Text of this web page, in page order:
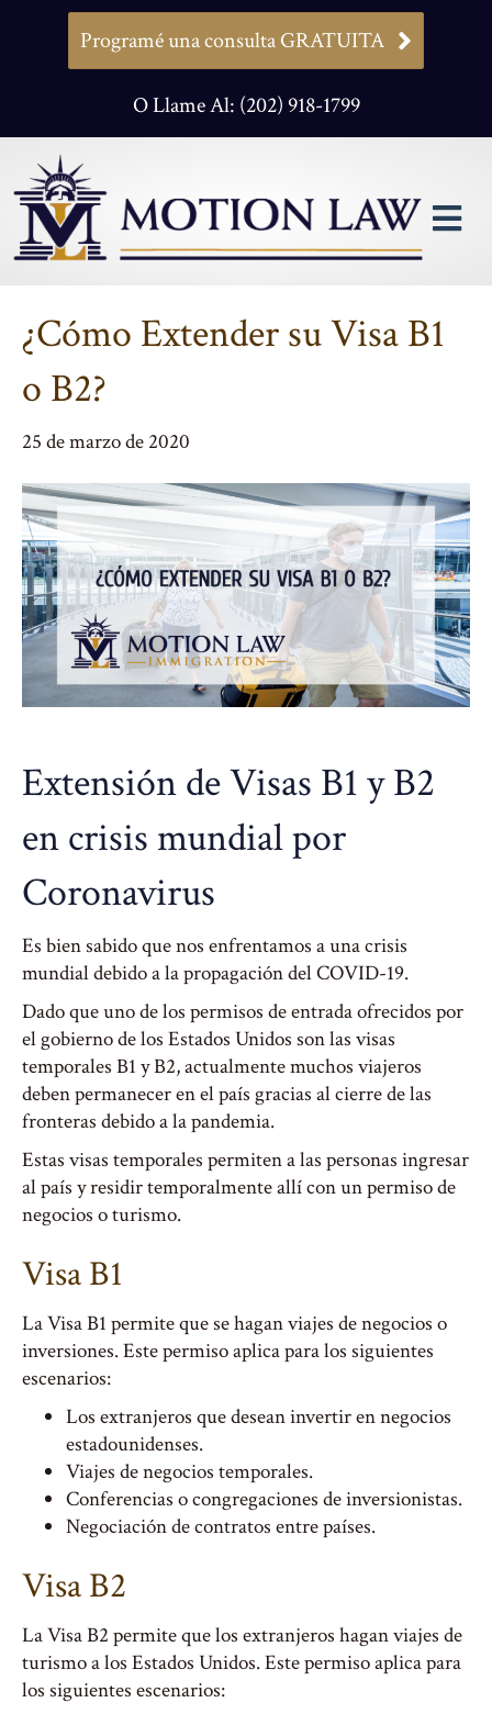
Programé una consulta GRATUITA
O Llame Al: (202) 918-1799
¿Cómo Extender su Visa B1
o B2?
25 de marzo de 2020
Extensión de Visas B1 y B2
en crisis mundial por
Coronavirus
Es bien sabido que nos enfrentamos a una crisis
mundial debido a la propagación del COVID-19.
Dado que uno de los permisos de entrada ofrecidos por
el gobierno de los Estados Unidos son las visas
temporales B1 y B2, actualmente muchos viajeros
deben permanecer en el país gracias al cierre de las
fronteras debido a la pandemia.
Estas visas temporales permiten a las personas ingresar
al país y residir temporalmente allí con un permiso de
negocios o turismo.
Visa B1
La Visa B1 permite que se hagan viajes de negocios o
inversiones. Este permiso aplica para los siguientes
escenarios:
Los extranjeros que desean invertir en negocios
estadounidenses.
Viajes de negocios temporales.
Conferencias o congregaciones de inversionistas.
Negociación de contratos entre países.
Visa B2
La Visa B2 permite que los extranjeros hagan viajes de
turismo a los Estados Unidos. Este permiso aplica para
los siguientes escenarios: